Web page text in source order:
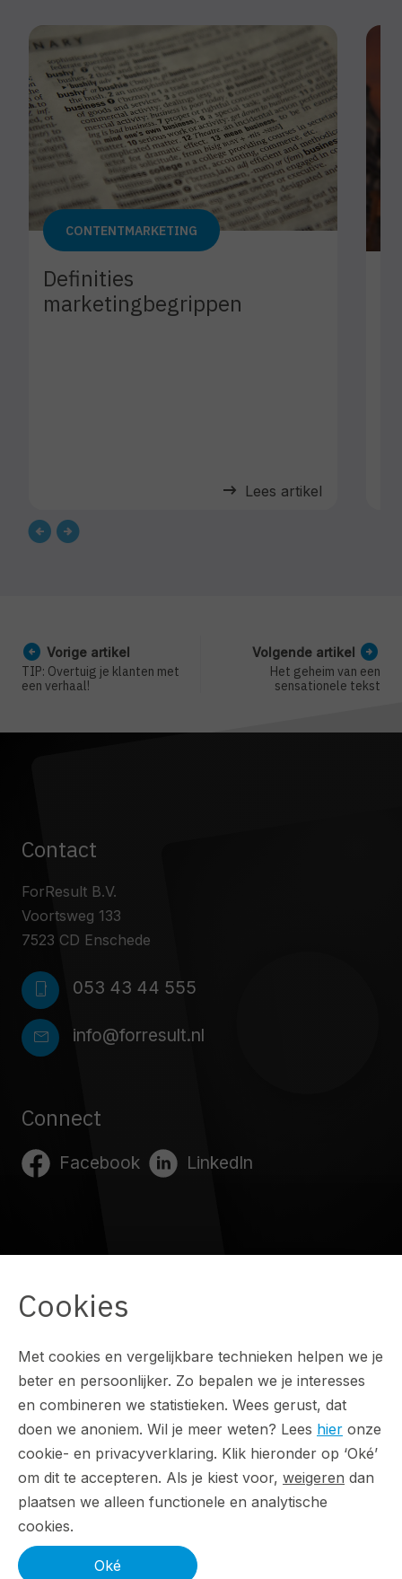
CONTENTMARKETING
Definities
marketingbegrippen
arrow_right_alt Lees artikel
arrow_circle_left Vorige artikel
TIP: Overtuig je klanten met
een verhaal!
Volgende artikel arrow_circle_right
Het geheim van een
sensationele tekst
Contact
ForResult B.V.
Voortsweg 133
7523 CD Enschede
phone_iphone 053 43 44 555
mail info@forresult.nl
Connect
Facebook LinkedIn
Werken bij ForResult
Resultaten
Over ons
Blog
Contact
Cookies
Met cookies en vergelijkbare technieken helpen we je
beter en persoonlijker. Zo bepalen we je interesses
en combineren we statistieken. Wees gerust, dat
doen we anoniem. Wil je meer weten? Lees hier onze
cookie- en privacyverklaring. Klik hieronder op ‘Oké’
om dit te accepteren. Als je kiest voor, weigeren dan
plaatsen we alleen functionele en analytische
cookies.
Oké